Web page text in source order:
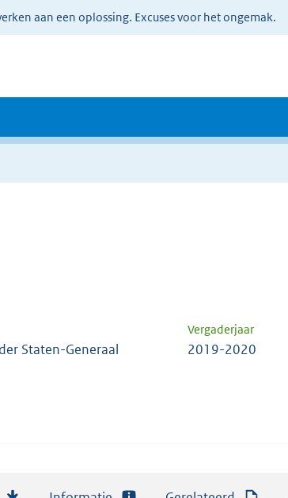
aan een oplossing. Excuses voor het ongemak.
Vergaderjaar
Staten-Generaal 2019-2020